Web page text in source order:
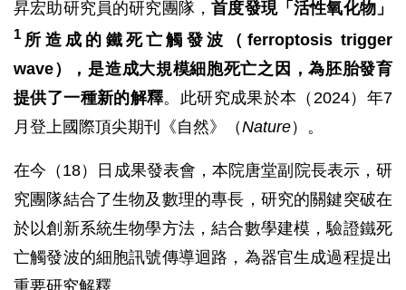
昇宏助研究員的研究團隊，首度發現「活性氧化物」
1 所造成的鐵死亡觸發波（ferroptosis trigger
wave），是造成大規模細胞死亡之因，為胚胎發育
提供了一種新的解釋。此研究成果於本（2024）年7
月登上國際頂尖期刊《自然》（Nature）。
在今（18）日成果發表會，本院唐堂副院長表示，研
究團隊結合了生物及數理的專長，研究的關鍵突破在
於以創新系統生物學方法，結合數學建模，驗證鐵死
亡觸發波的細胞訊號傳導迴路，為器官生成過程提出